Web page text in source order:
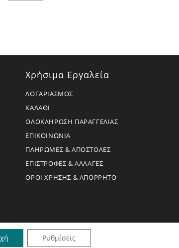
Χρήσιμα Εργαλεία
ΛΟΓΑΡΙΑΣΜΟΣ
ΚΑΛΑΘΙ
ΟΛΟΚΛΗΡΩΣΗ ΠΑΡΑΓΓΕΛΙΑΣ
ΕΠΙΚΟΙΝΩΝΙΑ
ΠΛΗΡΩΜΕΣ & ΑΠΟΣΤΟΛΕΣ
ΕΠΙΣΤΡΟΦΕΣ & ΑΛΛΑΓΕΣ
ΟΡΟΙ ΧΡΗΣΗΣ & ΑΠΟΡΡΗΤΟ
Ρυθμίσεις